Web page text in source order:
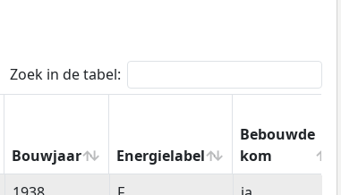
Zoek in de tabel:
Bouwjaar Energielabel
Bebouwde
kom
Bouwjaar Energielabel
Bebouwde